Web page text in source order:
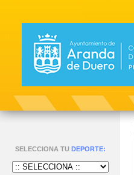
SELECCIONA TU DEPORTE: